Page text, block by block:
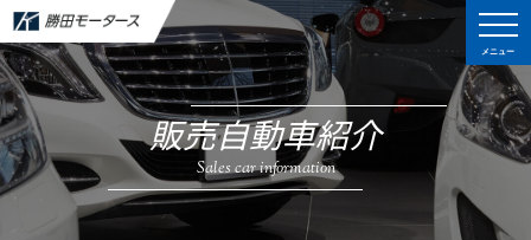
メニュー
販売自動車紹介
Sales car information